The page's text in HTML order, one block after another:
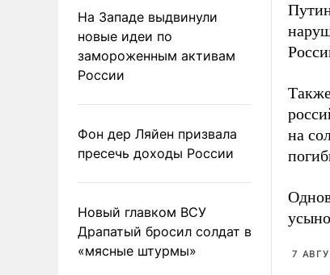
На Западе выдвинули
новые идеи по
замороженным активам
России
Фон дер Ляйен призвала
пресечь доходы России
Новый главком ВСУ
Драпатый бросил солдат в
«мясные штурмы»
на
7